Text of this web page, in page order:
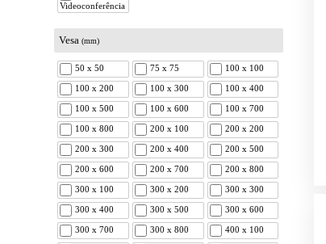
Videoconferência
Vesa (mm)
50 x 50 75 x 75 100 x 100
100 x 200 100 x 300 100 x 400
100 x 500 100 x 600 100 x 700
100 x 800 200 x 100 200 x 200
200 x 300 200 x 400 200 x 500
200 x 600 200 x 700 200 x 800
300 x 100 300 x 200 300 x 300
300 x 400 300 x 500 300 x 600
300 x 700 300 x 800 400 x 100